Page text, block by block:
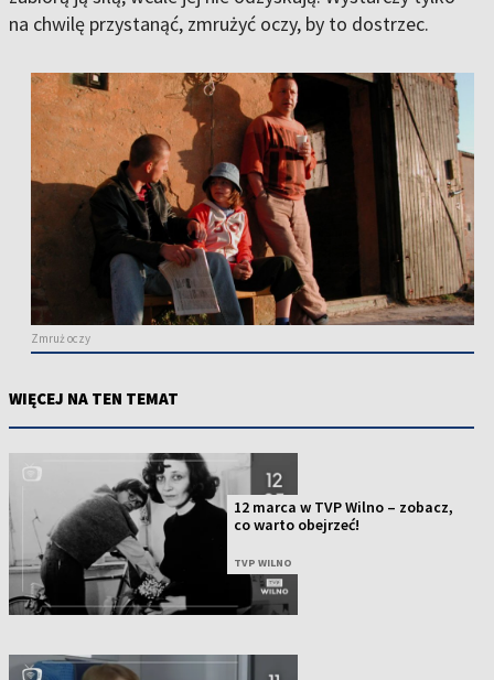
na chwilę przystanąć, zmrużyć oczy, by to dostrzec.
Zmruż oczy
WIĘCEJ NA TEN TEMAT
12 marca w TVP Wilno – zobacz,
co warto obejrzeć!
TVP WILNO